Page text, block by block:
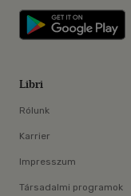
Libri
Rólunk
Karrier
Impresszum
Társadalmi programok